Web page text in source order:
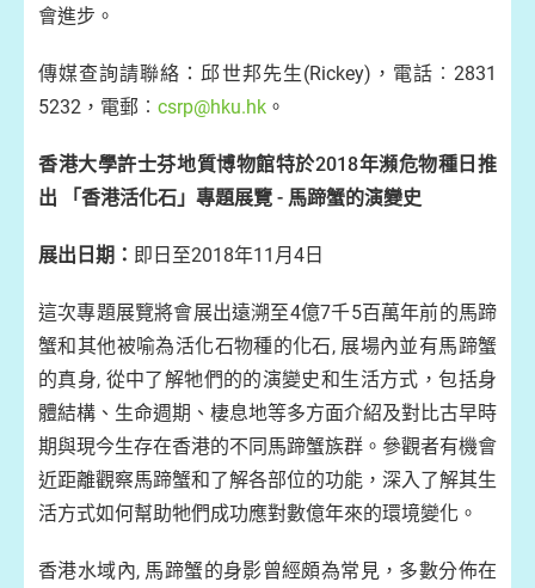
會進步。
傳媒查詢請聯絡：邱世邦先生(Rickey)，電話︰2831
5232，電郵︰ csrp@hku.hk 。
香港大學許士芬地質博物館特於2018年瀕危物種日推
出 「香港活化石」專題展覽 - 馬蹄蟹的演變史
展出日期： 即日至2018年11月4日
這次專題展覽將會展出遠溯至4億7千5百萬年前的馬蹄
蟹和其他被喻為活化石物種的化石, 展場內並有馬蹄蟹
的真身, 從中了解牠們的的演變史和生活方式，包括身
體結構、生命週期、棲息地等多方面介紹及對比古早時
期與現今生存在香港的不同馬蹄蟹族群。參觀者有機會
近距離觀察馬蹄蟹和了解各部位的功能，深入了解其生
活方式如何幫助牠們成功應對數億年來的環境變化。
香港水域內, 馬蹄蟹的身影曾經頗為常見，多數分佈在